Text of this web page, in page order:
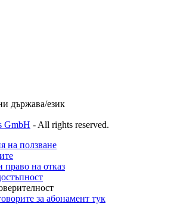
държава/език
GmbH - All rights reserved.
на ползване
на отказ
за абонамент тук